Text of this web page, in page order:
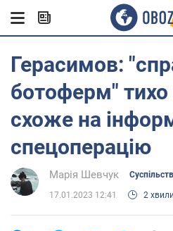
Герасимов:
ботоферм"
схоже на
спецоперацію
Марія Шевчук
17.01.2023 12:41 2